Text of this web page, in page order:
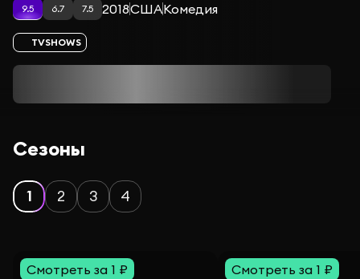
9.5 6.7 7.5 2018СШАКомедия
TVSHOWS
Сезоны
1 2 3 4
Смотреть за 1 ₽ Смотреть за 1 ₽